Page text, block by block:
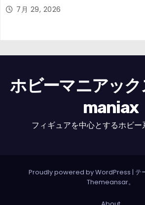
7月 29, 2026
ホビーマニアック
maniax
フィギュアを中心とするホビー
Proudly powered by WordPress | テ
Themeansar。